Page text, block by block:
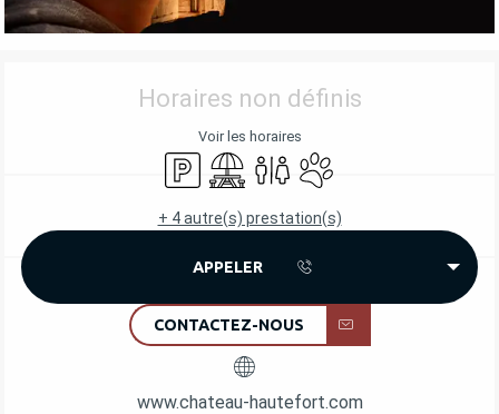
OUVERTURE ET COORDONNÉES
Horaires non définis
Voir les horaires
ParkingAire de pique nique
ToilettesAnimaux acceptés
+ 4 autre(s) prestation(s)
APPELER
CONTACTEZ-NOUS
www.chateau-hautefort.com